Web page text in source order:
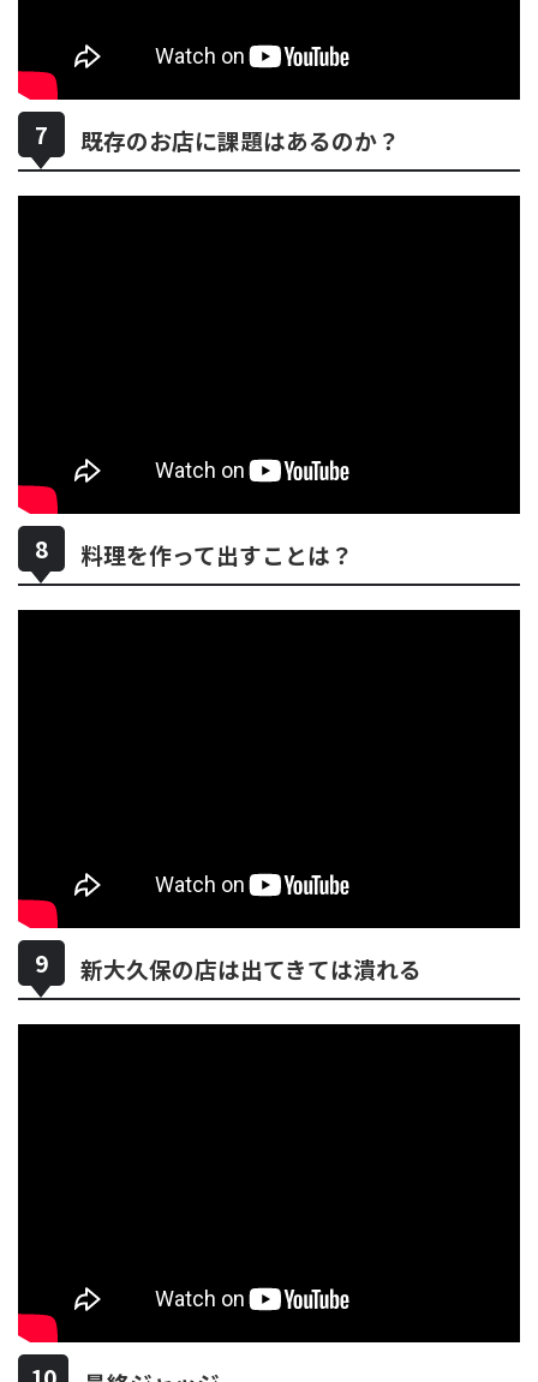
既存のお店に課題はあるのか？
料理を作って出すことは？
新大久保の店は出てきては潰れる